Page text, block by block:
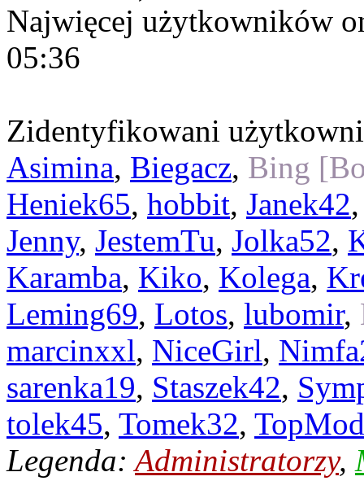
Najwięcej użytkowników
05:36
Zidentyfikowani
Asimina, Biegacz, Bing
Heniek65, hobbit, Janek42
Jenny, JestemTu, Jolka52,
Karamba, Kiko, Kolega,
Leming69, Lotos, lubomir,
marcinxxl, NiceGirl,
sarenka19, Staszek42,
tolek45, Tomek32,
Legenda:Administratorzy,